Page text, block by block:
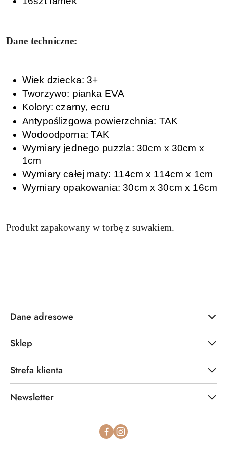
Dane techniczne:
Wiek dziecka: 3+
Tworzywo: pianka EVA
Kolory: czarny, ecru
Antypoślizgowa powierzchnia: TAK
Wodoodporna: TAK
Wymiary jednego puzzla: 30cm x 30cm x
1cm
Wymiary całej maty: 114cm x 114cm x 1cm
Wymiary opakowania: 30cm x 30cm x 16cm
Produkt zapakowany w torbę z suwakiem.
Dane adresowe
Sklep
Strefa klienta
Newsletter